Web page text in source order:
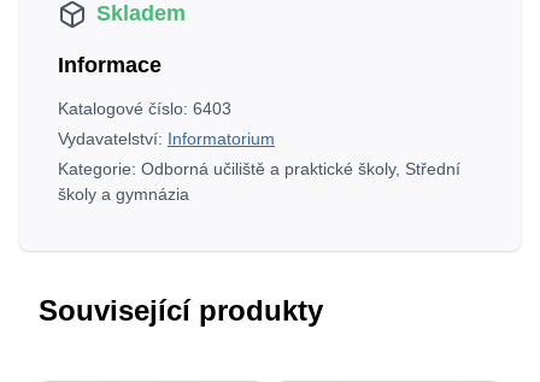
stavby
množství
Skladem
Informace
Katalogové číslo: 6403
Vydavatelství: Informatorium
Kategorie: Odborná učiliště a praktické školy, Střední
školy a gymnázia
Související produkty